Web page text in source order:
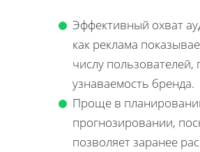
Эффективный охват
как реклама
числу
узнаваемость бренда.
Проще в
прогнозировании,
позволяет заранее